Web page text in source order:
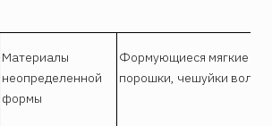
Материалы
неопределенной
формы
Формующиеся мягкие
порошки, чешуйки